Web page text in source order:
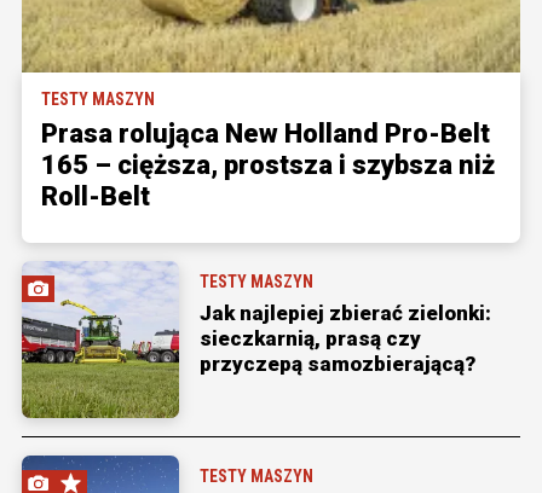
TESTY MASZYN
Prasa rolująca New Holland Pro-Belt
165 – cięższa, prostsza i szybsza niż
Roll-Belt
TESTY MASZYN
Jak najlepiej zbierać zielonki:
sieczkarnią, prasą czy
przyczepą samozbierającą?
TESTY MASZYN